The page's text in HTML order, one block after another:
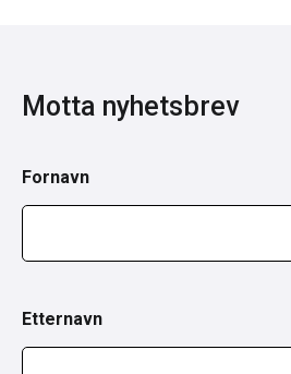
Motta nyhetsbrev
Fornavn
Etternavn